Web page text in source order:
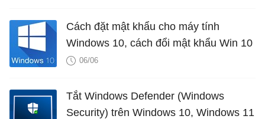
Cách đặt mật khẩu cho máy tính
Windows 10, cách đổi mật khẩu Win 10
06/06
Tắt Windows Defender (Windows
Security) trên Windows 10, Windows 11